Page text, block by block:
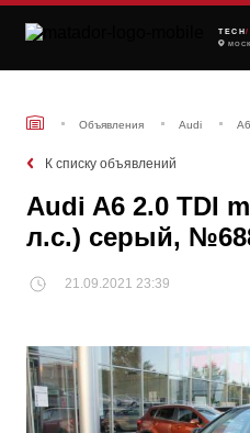
TECH /
Объявления Audi A6
К списку объявлений
Audi A6 2.0 TDI
л.с.) серый,
21.09.2021 23:39